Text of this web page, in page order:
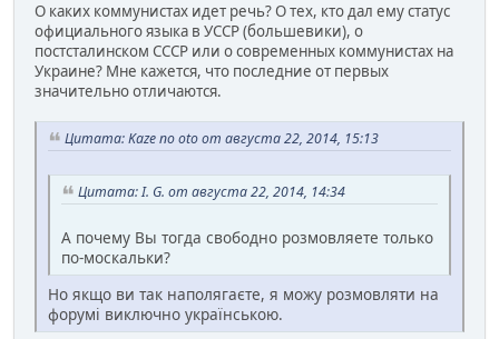
О каких коммунистах идет речь? О тех, кто дал ему статус
официального языка в УССР (большевики), о
постсталинском СССР или о современных коммунистах на
Украине? Мне кажется, что последние от первых
значительно отличаются.
Цитата: Kaze no oto от августа 22, 2014, 15:13
Цитата: I. G. от августа 22, 2014, 14:34
А почему Вы тогда свободно розмовляете только
по-москальки?
Но якщо ви так наполягаєте, я можу розмовляти на
форумі виключно українською.